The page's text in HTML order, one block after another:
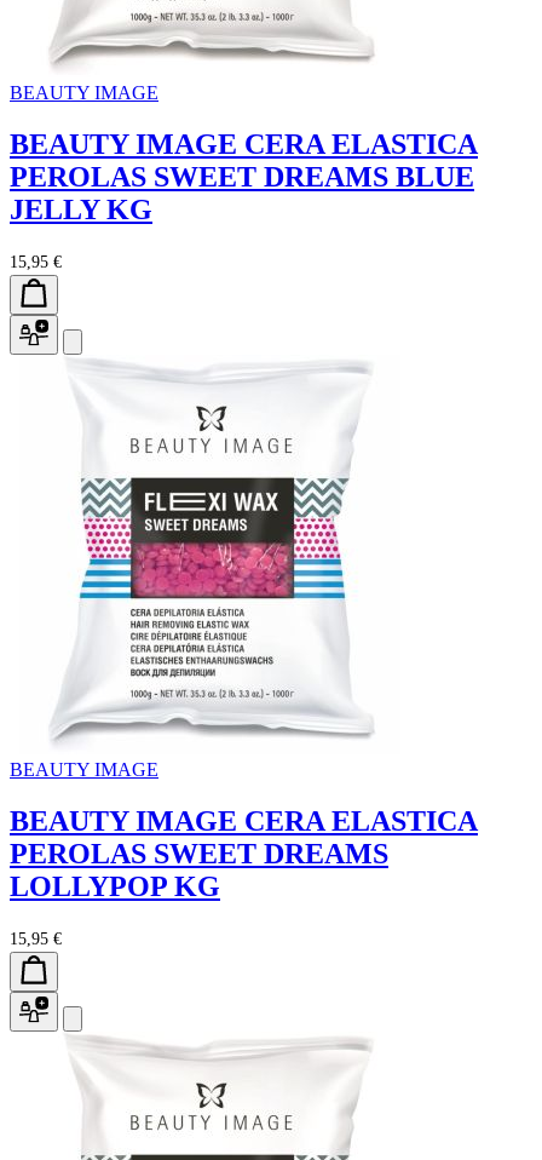
BEAUTY IMAGE
BEAUTY IMAGE CERA ELASTICA
PEROLAS SWEET DREAMS BLUE
JELLY KG
15,95 €
BEAUTY IMAGE
BEAUTY IMAGE CERA ELASTICA
PEROLAS SWEET DREAMS
LOLLYPOP KG
15,95 €